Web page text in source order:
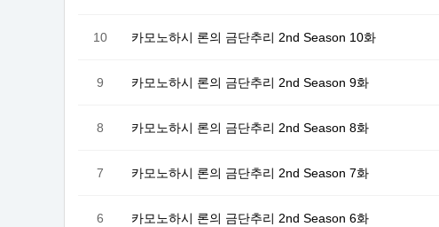
10 카모노하시 론의 금단추리 2nd Season 10화
9 카모노하시 론의 금단추리 2nd Season 9화
8 카모노하시 론의 금단추리 2nd Season 8화
7 카모노하시 론의 금단추리 2nd Season 7화
6 카모노하시 론의 금단추리 2nd Season 6화